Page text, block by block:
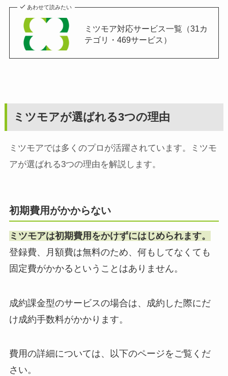
あわせて読みたい
ミツモア対応サービス一覧（31カ
テゴリ・469サービス）
ミツモアが選ばれる3つの理由
ミツモアでは多くのプロが活躍されています。ミツモ
アが選ばれる3つの理由を解説します。
初期費用がかからない
ミツモアは初期費用をかけずにはじめられます。
登録費、月額費は無料のため、何もしてなくても
固定費がかかるということはありません。
成約課金型のサービスの場合は、成約した際にだ
け成約手数料がかかります。
費用の詳細については、以下のページをご覧くだ
さい。